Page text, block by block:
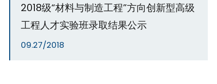
2018级“材料与制造工程”方向创新型高级
工程人才实验班录取结果公示
09.27/2018